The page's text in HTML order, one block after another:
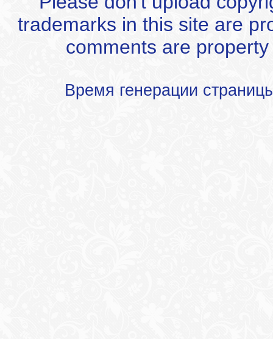
trademarks in this site are
comments are
Время генерации